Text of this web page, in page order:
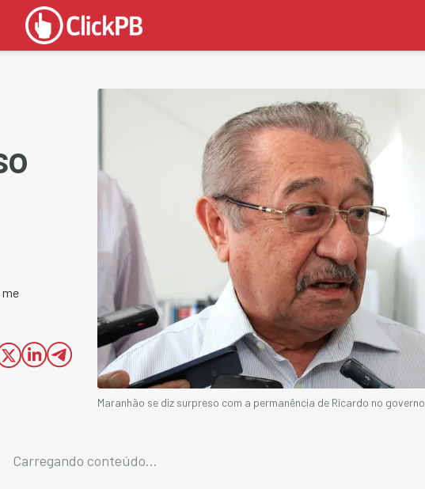
me
Maranhão se diz surpreso com a permanência de Ricardo no governo
Carregando conteúdo...